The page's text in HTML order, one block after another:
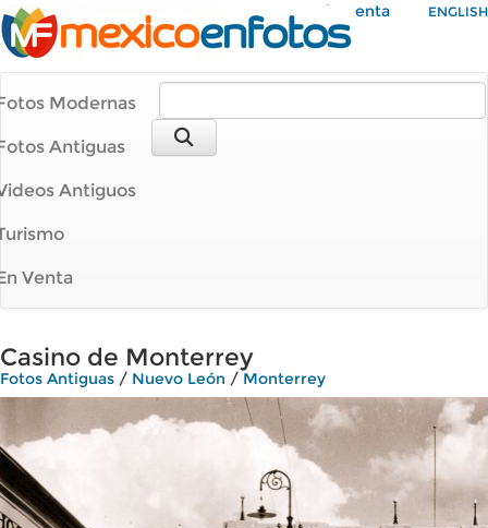
Mi Cuenta ENGLISH
Modernas
Antiguas
Antiguos
Venta
Casino de Monterrey
Fotos Antiguas / Nuevo León / Monterrey